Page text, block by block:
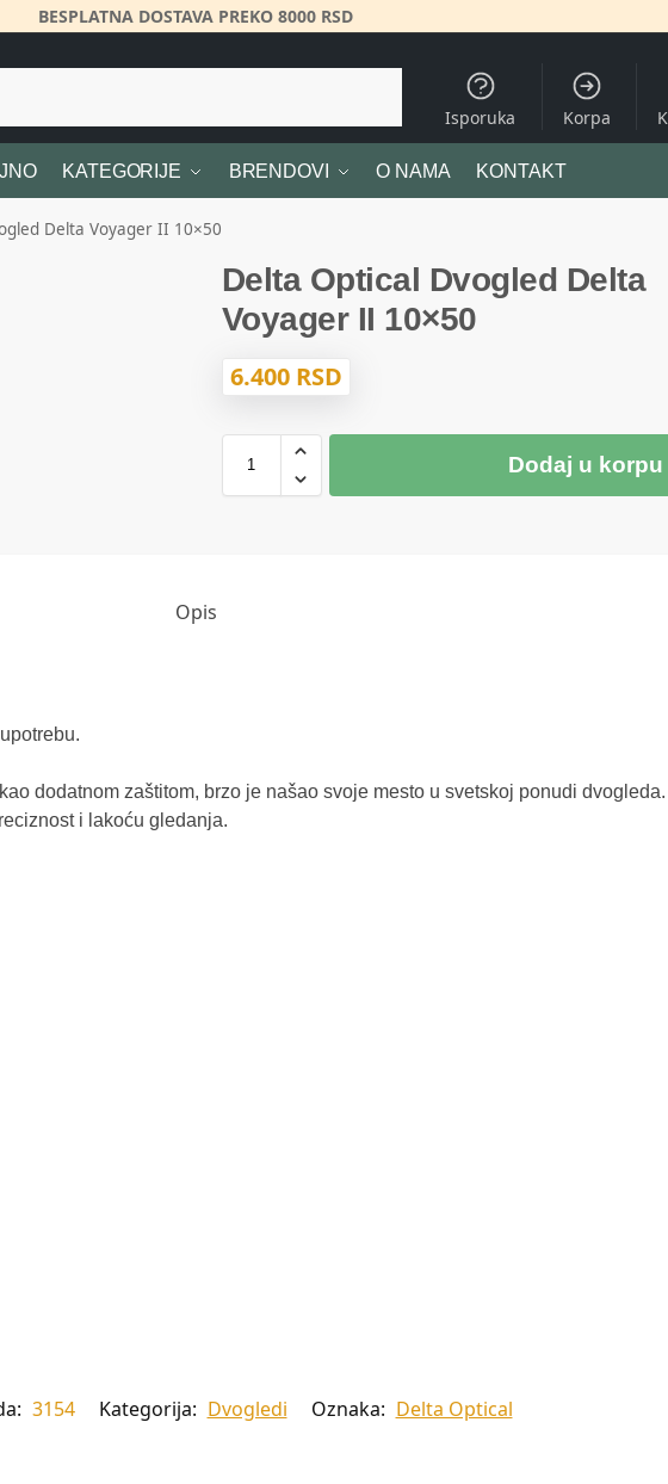
BESPLATNA DOSTAVA PREKO 8000 RSD
Isporuka Korpa
KATEGORIJE BRENDOVI O NAMA KONTAKT
Delta Voyager II 10×50
Delta Optical Dvogled Delta
Voyager II 10×50
6.400 RSD
Dodaj u korpu
Opis
dodatnom zaštitom, brzo je našao svoje mesto u svetskoj ponudi dvogleda.
i lakoću gledanja.
3154 Kategorija: Dvogledi Oznaka: Delta Optical